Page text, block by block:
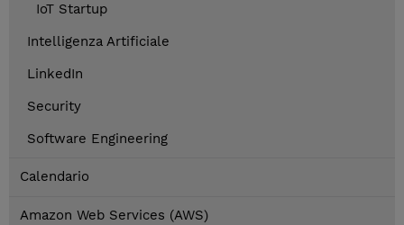
IoT Startup
Intelligenza Artificiale
LinkedIn
Security
Software Engineering
Calendario
Amazon Web Services (AWS)